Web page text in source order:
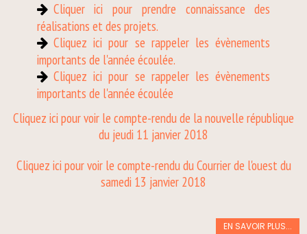
Cliquer ici pour prendre connaissance des
réalisations et des projets.
Cliquez ici pour se rappeler les évènements
importants de l'année écoulée.
Cliquez ici pour se rappeler les évènements
importants de l'année écoulée
Cliquez ici pour voir le compte-rendu de la nouvelle république
du jeudi 11 janvier 2018
Cliquez ici pour voir le compte-rendu du Courrier de l'ouest du
samedi 13 janvier 2018
EN SAVOIR PLUS...